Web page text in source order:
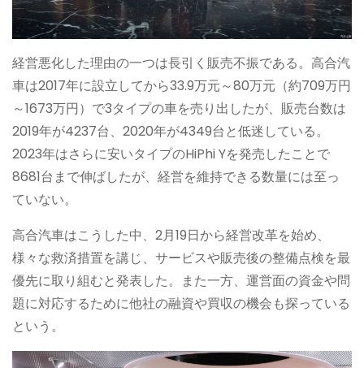
経営悪化した理由の一つは長引く販売不振である。高合汽
車は2017年に設立してから33.9万元～80万元（約709万円
～1673万円）で3タイプの車を売り出したが、販売台数は
2019年が4237台、2020年が4349台と低迷している。
2023年はさらに安いタイプのHiPhi Yを発売したことで
8681台まで伸ばしたが、経営を維持できる数量には至っ
ていない。
高合汽車はこうした中、2月19日から経営改革を始め、
様々な救済措置を講じ、サービスや販売後の整備点検を最
優先に取り組むと発表した。また一方、運営面の資金や問
題に対応するために他社の融資や買収の機会も探っている
という。